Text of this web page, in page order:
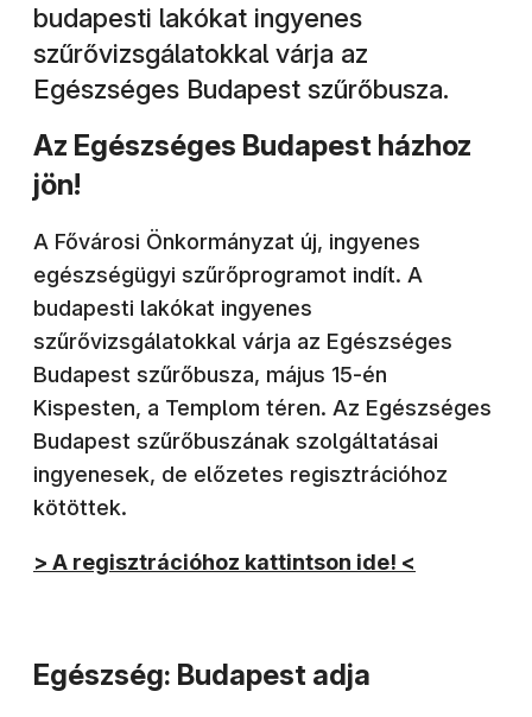
budapesti lakókat ingyenes
szűrővizsgálatokkal várja az
Egészséges Budapest szűrőbusza.
Az Egészséges Budapest házhoz
jön!
A Fővárosi Önkormányzat új, ingyenes
egészségügyi szűrőprogramot indít. A
budapesti lakókat ingyenes
szűrővizsgálatokkal várja az Egészséges
Budapest szűrőbusza, május 15-én
Kispesten, a Templom téren. Az Egészséges
Budapest szűrőbuszának szolgáltatásai
ingyenesek, de előzetes regisztrációhoz
kötöttek.
> A regisztrációhoz kattintson ide! <
Egészség: Budapest adja